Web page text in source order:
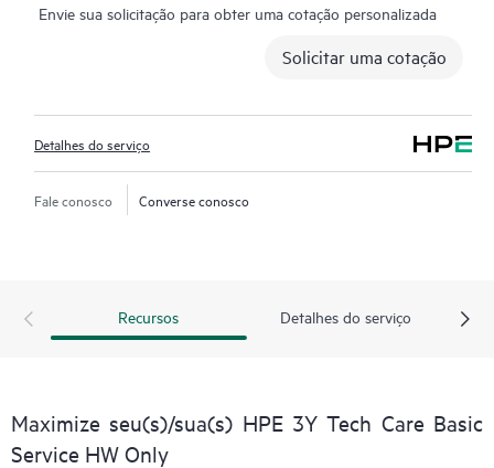
operação, gestão e segurança dos seus produtos. Além disso, o
que oferece dados acionáveis, gestão de ativos, ferramentas de
Envie sua solicitação para obter uma cotação personalizada
Solicitar uma cotação
Detalhes do serviço
Fale conosco Converse conosco
Recursos Detalhes do serviço
Maximize seu(s)/sua(s) HPE 3Y Tech Care Basic
Service HW Only